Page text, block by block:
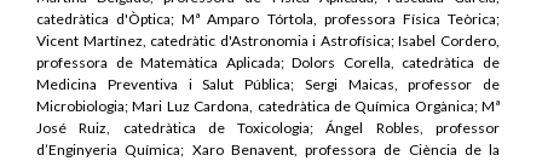
catedràtica d'Òptica; Mª Amparo Tórtola, professora Física Teòrica;
Vicent Martínez, catedràtic d'Astronomia i Astrofísica; Isabel Cordero,
professora de Matemàtica Aplicada; Dolors Corella, catedràtica de
Medicina Preventiva i Salut Pública; Sergi Maicas, professor de
Microbiologia; Mari Luz Cardona, catedràtica de Química Orgànica; Mª
José Ruiz, catedràtica de Toxicologia; Ángel Robles, professor
d’Enginyeria Química; Xaro Benavent, professora de Ciència de la